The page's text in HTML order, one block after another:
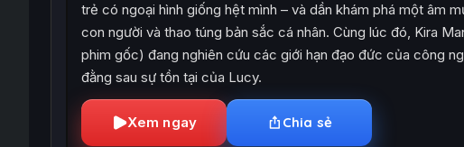
trẻ có ngoại hình giống hệt mình – và dần khám phá một âm
con người và thao túng bản sắc cá nhân. Cùng lúc đó, Kira
phim gốc) đang nghiên cứu các giới hạn đạo đức của công
đằng sau sự tồn tại của Lucy.
Xem ngay Chia sẻ